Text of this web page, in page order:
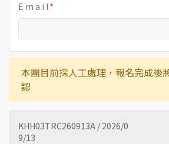
E m a i l
本團目前採人工處理，報名完成後
認
KHH03TRC260913A / 2026/0
9/13